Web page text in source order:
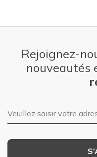
Rejoignez-
nouveautés
Adresse e-mail